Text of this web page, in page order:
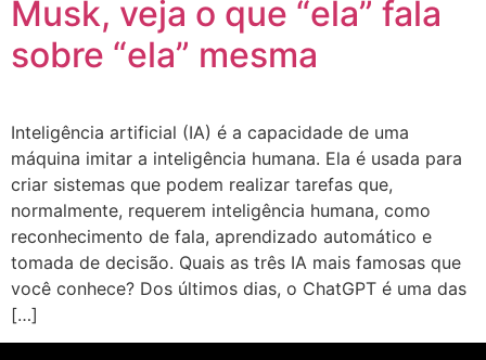
Musk, veja o que “ela” fala
sobre “ela” mesma
Inteligência artificial (IA) é a capacidade de uma
máquina imitar a inteligência humana. Ela é usada para
criar sistemas que podem realizar tarefas que,
normalmente, requerem inteligência humana, como
reconhecimento de fala, aprendizado automático e
tomada de decisão. Quais as três IA mais famosas que
você conhece? Dos últimos dias, o ChatGPT é uma das
[…]